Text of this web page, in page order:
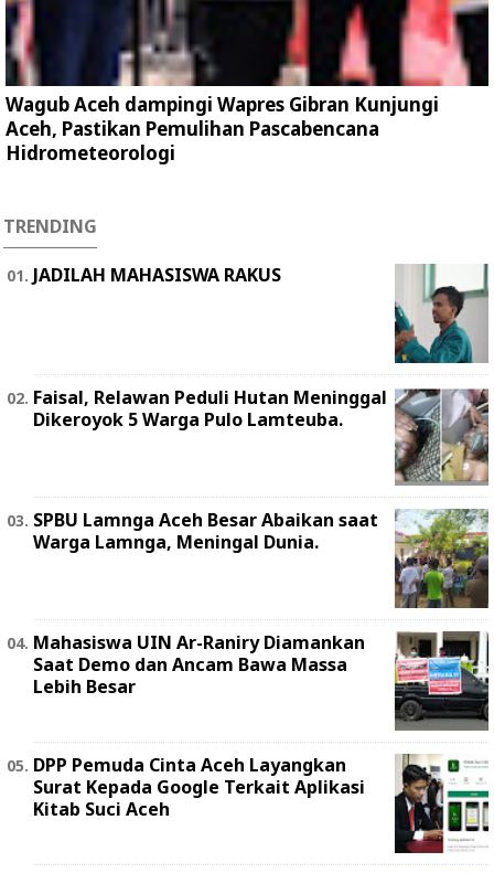
Wagub Aceh dampingi Wapres Gibran Kunjungi
Aceh, Pastikan Pemulihan Pascabencana
Hidrometeorologi
TRENDING
JADILAH MAHASISWA RAKUS
Faisal, Relawan Peduli Hutan Meninggal
Dikeroyok 5 Warga Pulo Lamteuba.
SPBU Lamnga Aceh Besar Abaikan saat
Warga Lamnga, Meningal Dunia.
Mahasiswa UIN Ar-Raniry Diamankan
Saat Demo dan Ancam Bawa Massa
Lebih Besar
DPP Pemuda Cinta Aceh Layangkan
Surat Kepada Google Terkait Aplikasi
Kitab Suci Aceh